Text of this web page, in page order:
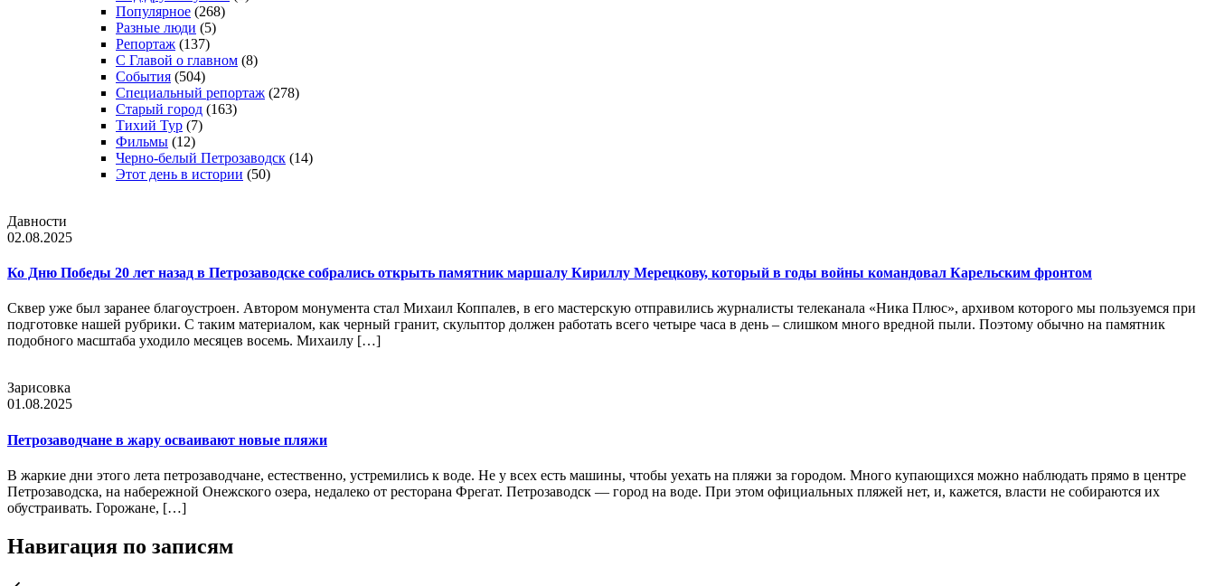
Популярное (268)
Разные люди (5)
Репортаж (137)
С Главой о главном (8)
События (504)
Специальный репортаж (278)
Старый город (163)
Тихий Тур (7)
Фильмы (12)
Черно-белый Петрозаводск (14)
Этот день в истории (50)
Давности
02.08.2025
Ко Дню Победы 20 лет назад в Петрозаводске собрались открыть памятник маршалу Кириллу Мерецкову, который в годы войны командовал Карельским фронтом
Сквер уже был заранее благоустроен. Автором монумента стал Михаил Коппалев, в его мастерскую отправились журналисты телеканала «Ника Плюс», архивом которого мы пользуемся при
подготовке нашей рубрики. С таким материалом, как черный гранит, скульптор должен работать всего четыре часа в день – слишком много вредной пыли. Поэтому обычно на памятник
подобного масштаба уходило месяцев восемь. Михаилу […]
Зарисовка
01.08.2025
Петрозаводчане в жару осваивают новые пляжи
В жаркие дни этого лета петрозаводчане, естественно, устремились к воде. Не у всех есть машины, чтобы уехать на пляжи за городом. Много купающихся можно наблюдать прямо в центре
Петрозаводска, на набережной Онежского озера, недалеко от ресторана Фрегат. Петрозаводск — город на воде. При этом официальных пляжей нет, и, кажется, власти не собираются их
обустраивать. Горожане, […]
Навигация по записям